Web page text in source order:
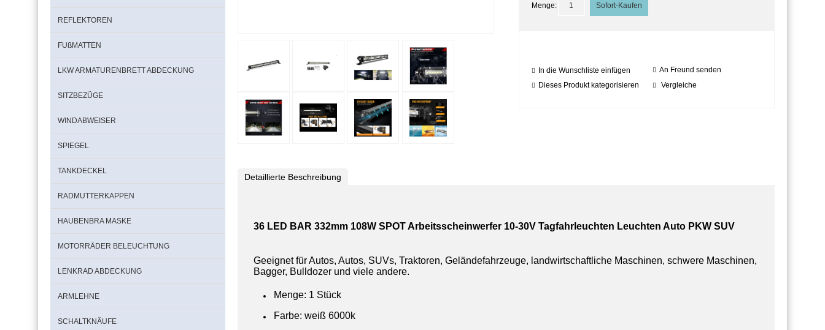
REFLEKTOREN
FUßMATTEN
LKW ARMATURENBRETT ABDECKUNG
SITZBEZÜGE
WINDABWEISER
SPIEGEL
TANKDECKEL
RADMUTTERKAPPEN
HAUBENBRA MASKE
MOTORRÄDER BELEUCHTUNG
LENKRAD ABDECKUNG
ARMLEHNE
SCHALTKNÄUFE
Menge:
In die Wunschliste einfügen
An Freund senden
Dieses Produkt kategorisieren
Vergleiche
Detaillierte Beschreibung
36 LED BAR 332mm 108W SPOT Arbeitsscheinwerfer 10-30V Tagfahrleuchten Leuchten Auto PKW SUV
Geeignet für Autos, Autos, SUVs, Traktoren, Geländefahrzeuge, landwirtschaftliche Maschinen, schwere Maschinen,
Bagger, Bulldozer und viele andere.
Menge: 1 Stück
Farbe: weiß 6000k